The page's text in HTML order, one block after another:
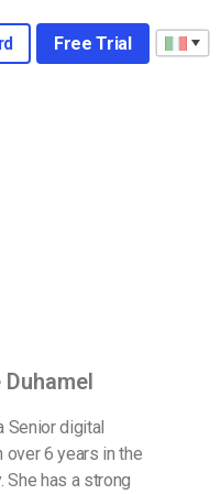
Free Trial
Senior digital
over 6 years in the
She has a strong